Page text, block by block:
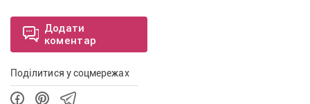
Додати
коментар
Поділитися у соцмережах